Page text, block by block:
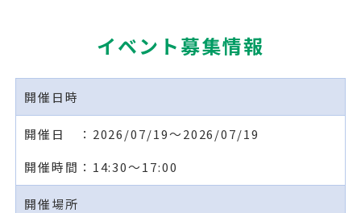
イベント募集情報
開催日時
開催日 ：2026/07/19～2026/07/19
開催時間：14:30～17:00
開催場所